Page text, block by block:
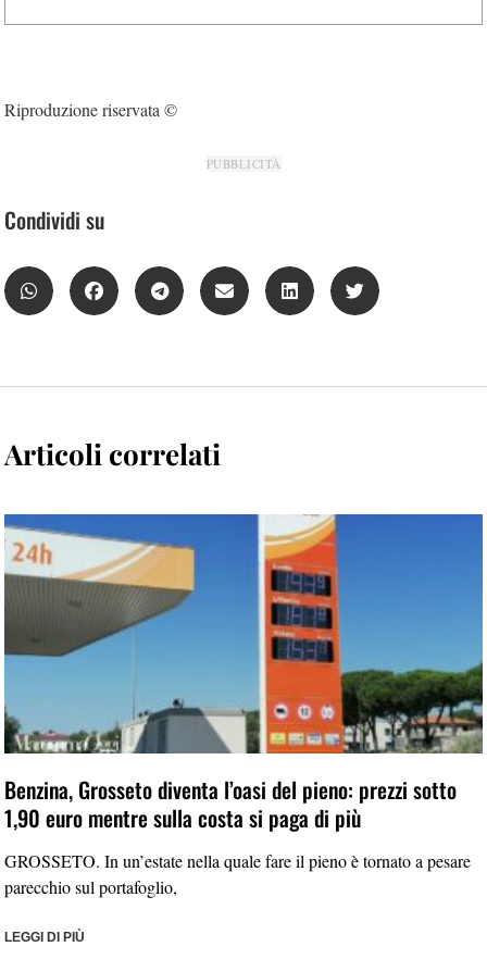
Riproduzione riservata ©
PUBBLICITÀ
Condividi su
Articoli correlati
Benzina, Grosseto diventa l’oasi del pieno: prezzi sotto
1,90 euro mentre sulla costa si paga di più
GROSSETO. In un’estate nella quale fare il pieno è tornato a pesare
parecchio sul portafoglio,
LEGGI DI PIÙ